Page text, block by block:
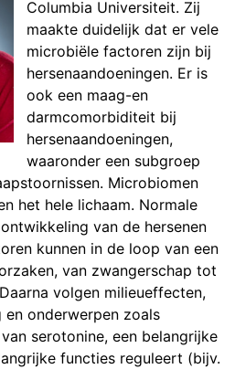
Columbia Universiteit. Zij
maakte duidelijk dat er vele
microbiële factoren zijn bij
hersenaandoeningen. Er is
ook een maag-en
darmcomorbiditeit bij
hersenaandoeningen,
waaronder een subgroep
Microbiomen
het hele lichaam. Normale
van de hersenen
kunnen in de loop van een
van zwangerschap tot
volgen milieueffecten,
onderwerpen zoals
serotonine, een belangrijke
functies reguleert (bijv.